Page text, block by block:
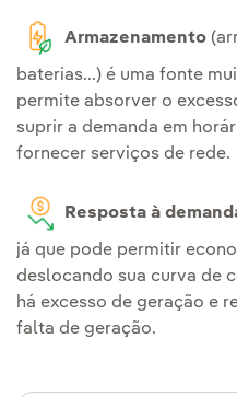
Armazenamento
baterias...) é uma fonte
permite absorver o
suprir a demanda em
fornecer serviços de rede.
Resposta à
já que pode permitir
deslocando sua curva de
há excesso de geração e
falta de geração.